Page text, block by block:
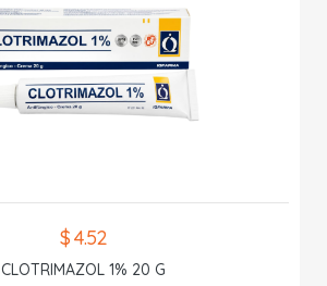
$ 4.52
CLOTRIMAZOL 1% 20 G